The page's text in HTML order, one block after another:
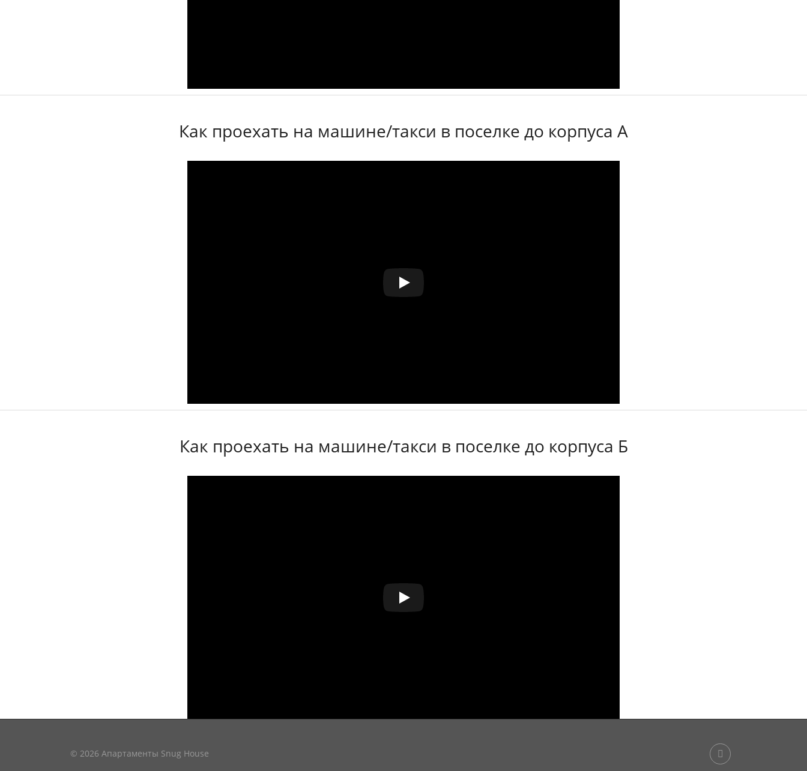
Как проехать на машине/такси в поселке до корпуса А
Как проехать на машине/такси в поселке до корпуса Б
© 2026 Апартаменты Snug House